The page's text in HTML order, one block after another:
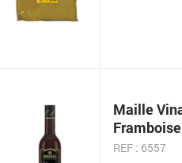
Maille
REF : 6557